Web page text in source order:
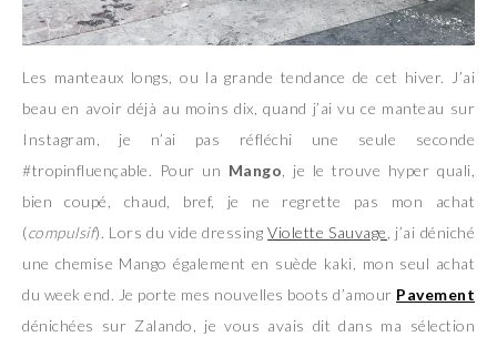
Les manteaux longs, ou la grande tendance de cet hiver. J’ai
beau en avoir déjà au moins dix, quand j’ai vu ce manteau sur
Instagram, je n’ai pas réfléchi une seule seconde
#tropinfluençable. Pour un Mango , je le trouve hyper quali,
bien coupé, chaud, bref, je ne regrette pas mon achat
(compulsif). Lors du vide dressingViolette Sauvage , j’ai déniché
une chemise Mango également en suède kaki, mon seul achat
du week end. Je porte mes nouvelles boots d’amour Pavement
dénichées sur Zalando, je vous avais dit dans ma sélection